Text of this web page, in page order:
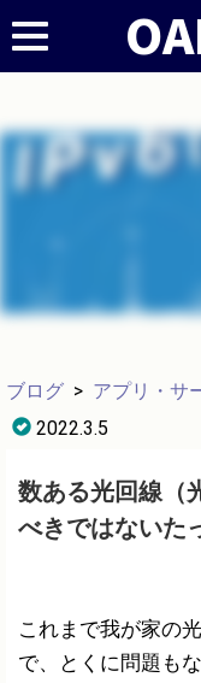
ブログ > アプリ・サ
2022.3.5
数ある光回線（
べきではないた
これまで我が家の
で、とくに問題も